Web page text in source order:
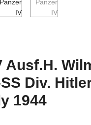
Ausf.H.
Div.
1944